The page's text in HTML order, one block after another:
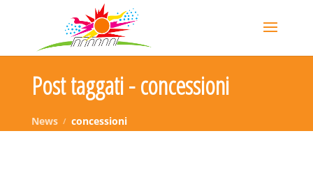
Post taggati - concessioni
News concessioni